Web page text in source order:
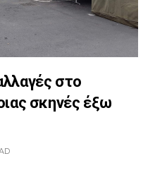
στο
σκηνές έξω